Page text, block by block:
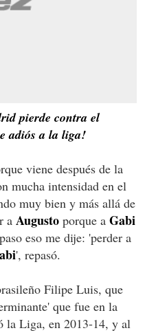
pierde contra el
adiós a la liga!
viene después de la
mucha intensidad en el
muy bien y más allá de
a Augusto porque a Gabi
eso me dije: 'perder a
', repasó.
Filipe Luis, que
que fue en la
la Liga, en 2013-14, y al